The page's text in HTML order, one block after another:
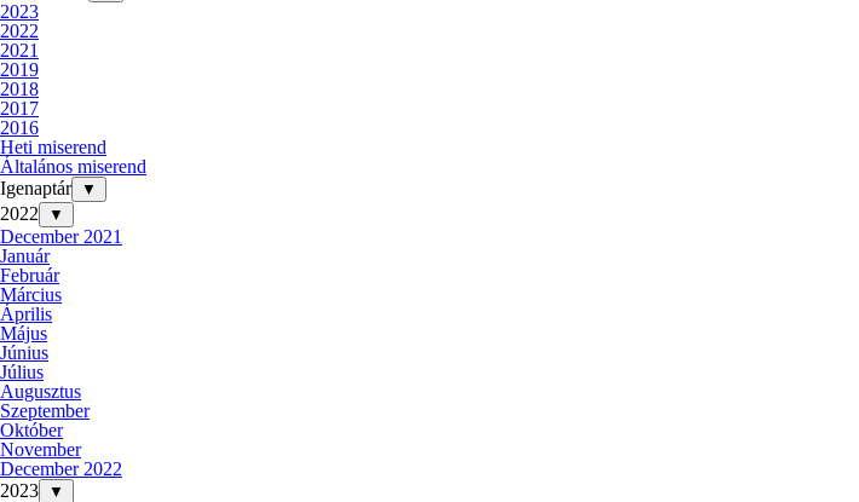
2023
2022
2021
2019
2018
2017
2016
Heti miserend
Általános miserend
Igenaptár
▼
2022 ▼
December 2021
Január
Február
Március
Április
Május
Június
Július
Augusztus
Szeptember
Október
November
December 2022
2023
▼